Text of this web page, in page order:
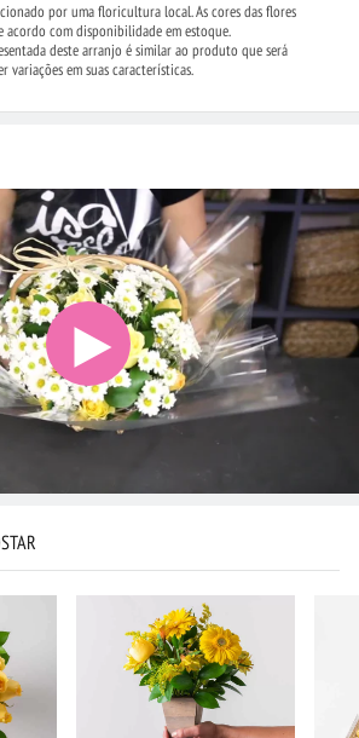
por uma floricultura local. As cores das flores
acordo com disponibilidade em estoque.
deste arranjo é similar ao produto que será
variações em suas características.